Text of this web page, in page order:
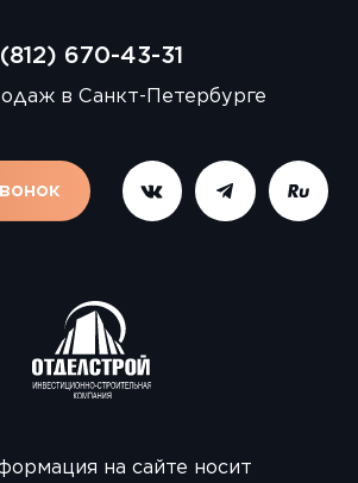
(812) 670-43-31
в Санкт-Петербурге
на сайте носит